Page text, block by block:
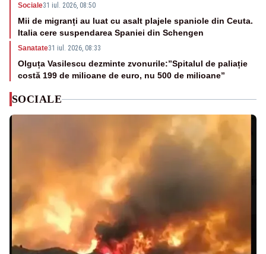
Sociale31 iul. 2026, 08:50
Mii de migranți au luat cu asalt plajele spaniole din Ceuta.
Italia cere suspendarea Spaniei din Schengen
Sanatate31 iul. 2026, 08:33
Olguța Vasilescu dezminte zvonurile:”Spitalul de paliație
costă 199 de milioane de euro, nu 500 de milioane”
SOCIALE